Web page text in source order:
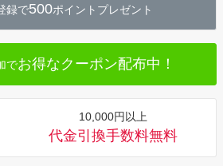
へ
録で500ポイントプレゼント
でお得なクーポン配布中！
10,000円以上
代金引換手数料無料